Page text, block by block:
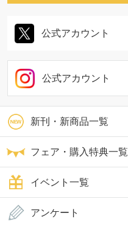
新刊・新商品一覧
フェア・購入特典一覧
イベント一覧
公式アカウント
公式アカウント
アンケート